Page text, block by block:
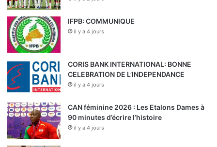
IFPB: COMMUNIQUE
il y a 4 jours
CORIS BANK INTERNATIONAL: BONNE
CELEBRATION DE L’INDEPENDANCE
il y a 4 jours
CAN féminine 2026 : Les Etalons Dames à
90 minutes d’écrire l’histoire
il y a 4 jours